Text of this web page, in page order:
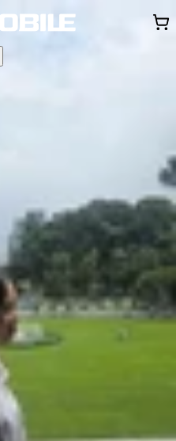
Plus bao nhiêu
bật?